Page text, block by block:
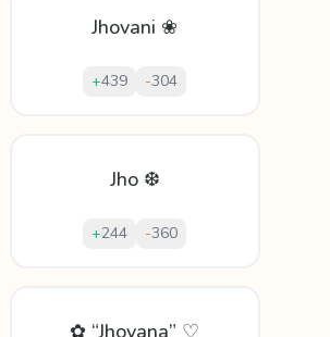
Jhovani ❀
+439 -304
Jho ❆
+244 -360
✿ “Jhovana” ♡